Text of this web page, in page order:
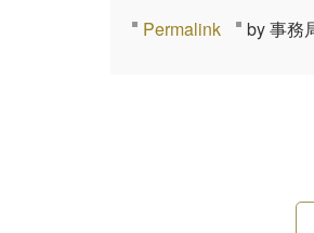
Permalink by 事務